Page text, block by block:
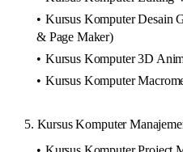
Kursus Komputer Desain
& Page Maker)
Kursus Komputer 3D
Kursus Komputer
5. Kursus Komputer